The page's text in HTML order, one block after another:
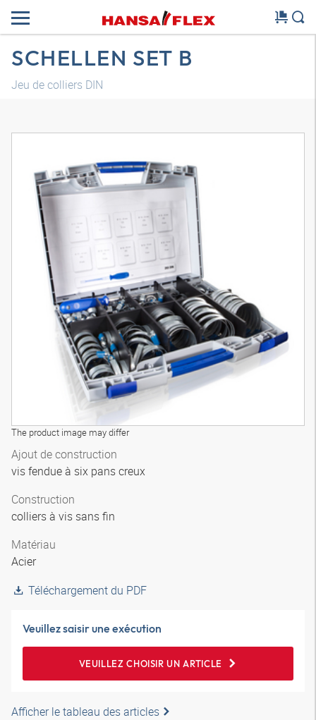
SCHELLEN SET B
Jeu de colliers DIN
The product image may differ
Ajout de construction
vis fendue à six pans creux
Construction
colliers à vis sans fin
Matériau
Acier
Téléchargement du PDF
Veuillez saisir une exécution
VEUILLEZ CHOISIR UN ARTICLE
Afficher le tableau des articles